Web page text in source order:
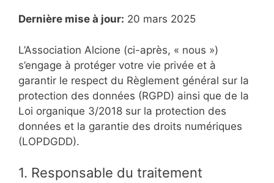
Dernière mise à jour: 20 mars 2025
L’Association Alcione (ci-après, « nous »)
s’engage à protéger votre vie privée et à
garantir le respect du Règlement général sur la
protection des données (RGPD) ainsi que de la
Loi organique 3/2018 sur la protection des
données et la garantie des droits numériques
(LOPDGDD).
1. Responsable du traitement